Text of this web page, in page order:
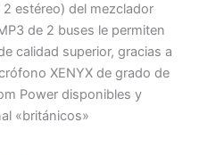
estéreo) del mezclador
de 2 buses le permiten
calidad superior, gracias a
XENYX de grado de
Power disponibles y
«británicos»